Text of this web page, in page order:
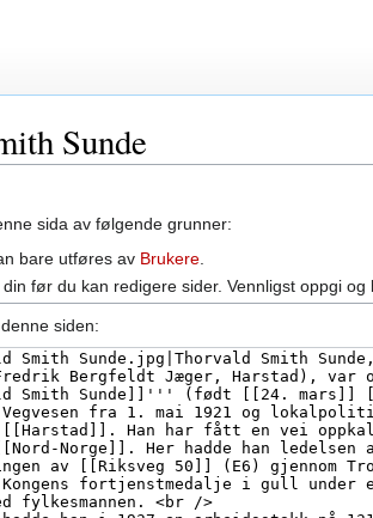
Sunde
sida av følgende grunner:
bare utføres av Brukere
før du kan redigere sider. Vennligst oppgi
siden: